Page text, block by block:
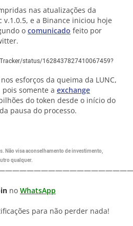
nas atualizações da
v.1.0.5, e a Binance iniciou hoje
o comunicado feito por
status/1628437827410067459?
esforços da queima da LUNC,
somente a exchange
do token desde o início do
pausa do processo.
Não visa aconselhamento de investimento,
qualquer.
no WhatsApp
para não perder nada!